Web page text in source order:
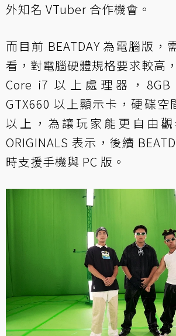
外知名 VTuber 合作機會。
而目前 BEATDAY 為電腦版，
看，對電腦硬體規格要求較高
Core i7 以上處理器，8GB
GTX660 以上顯示卡，硬碟空
以上，為讓玩家能更自由觀
ORIGINALS 表示，後續
時支援手機與 PC 版。